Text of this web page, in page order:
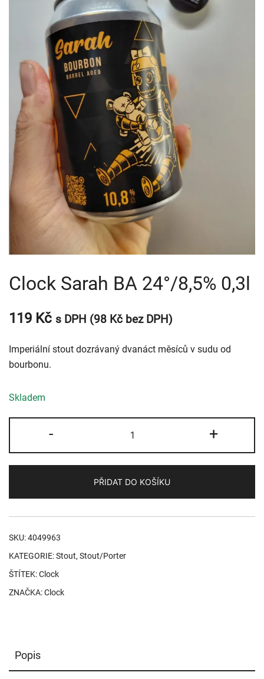
Clock Sarah BA 24°/8,5% 0,3l
119 Kč s DPH (98 Kč bez DPH)
Imperiální stout dozrávaný dvanáct měsíců v sudu od
bourbonu.
Skladem
-
Sarah
BA
0,3l
množství
+
PŘIDAT DO KOŠÍKU
SKU:4049963
KATEGORIE:Stout, Stout/Porter
ŠTÍTEK:Clock
ZNAČKA:Clock
Popis